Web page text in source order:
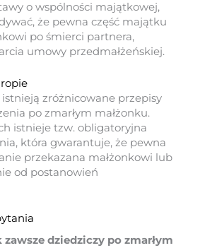
o wspólności majątkowej,
że pewna część majątku
po śmierci partnera,
umowy przedmałżeńskiej.
zróżnicowane przepisy
po zmarłym małżonku.
istnieje tzw. obligatoryjna
która gwarantuje, że pewna
przekazana małżonkowi lub
od postanowień
zawsze dziedziczy po zmarłym